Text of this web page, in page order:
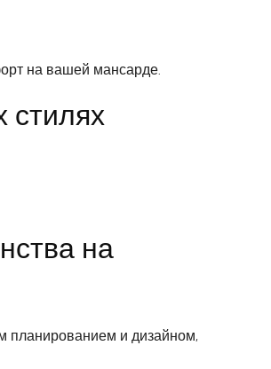
на вашей мансарде.
стилях
на
планированием и дизайном,